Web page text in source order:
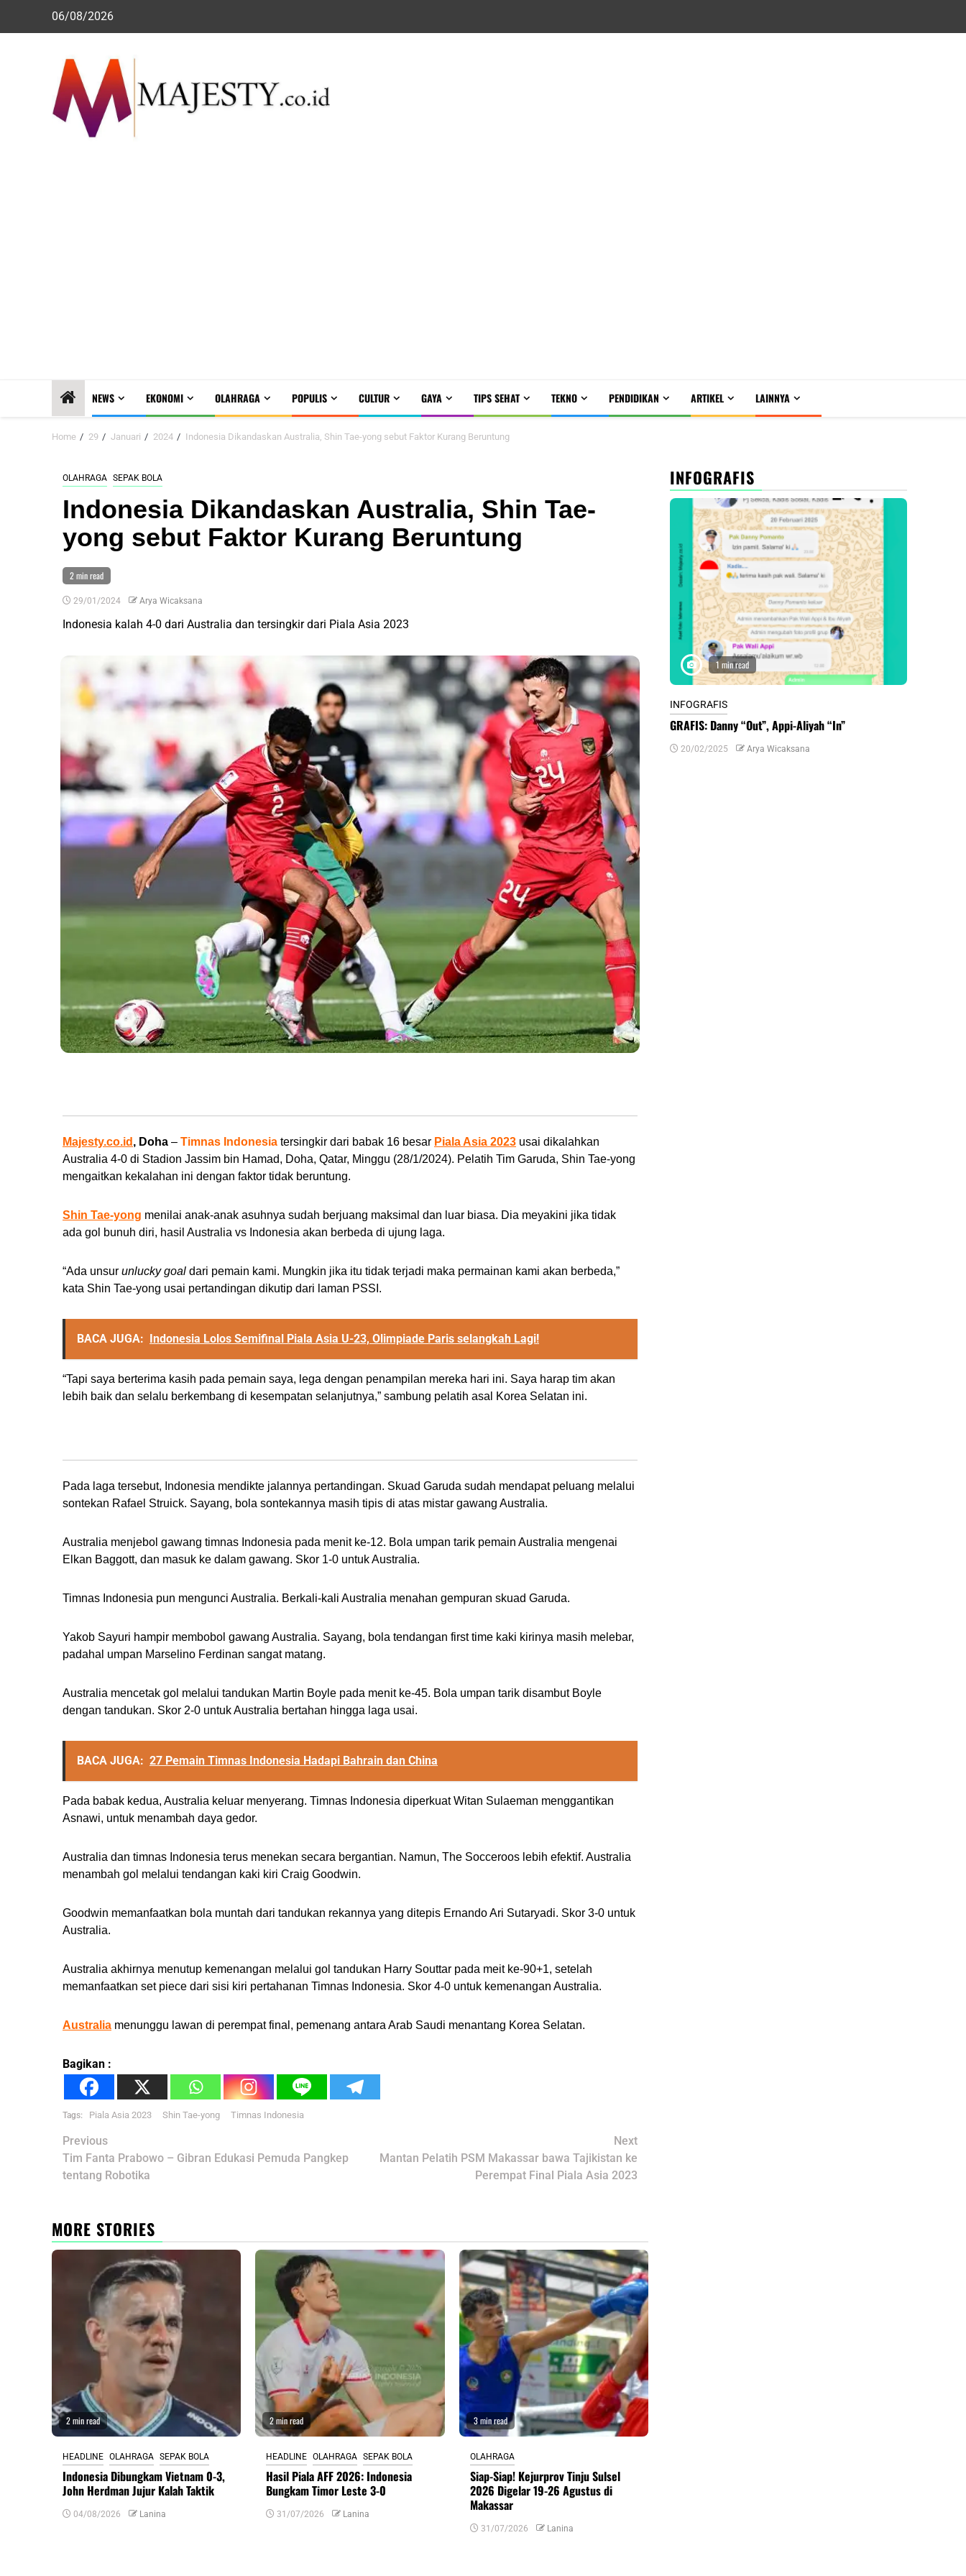
06/08/2026
NEWS EKONOMI OLAHRAGA POPULIS CULTUR GAYA TIPS SEHAT TEKNO PENDIDIKAN ARTIKEL LAINNYA
Home 29 Januari 2024 Indonesia Dikandaskan Australia, Shin Tae-yong sebut Faktor Kurang Beruntung
OLAHRAGA SEPAK BOLA
Indonesia Dikandaskan Australia, Shin Tae-
yong sebut Faktor Kurang Beruntung
2 min read
29/01/2024 Arya Wicaksana
Indonesia kalah 4-0 dari Australia dan tersingkir dari Piala Asia 2023
Majesty.co.id , Doha – Timnas Indonesia tersingkir dari babak 16 besar Piala Asia 2023 usai dikalahkan
Australia 4-0 di Stadion Jassim bin Hamad, Doha, Qatar, Minggu (28/1/2024). Pelatih Tim Garuda, Shin Tae-yong
mengaitkan kekalahan ini dengan faktor tidak beruntung.
Shin Tae-yong menilai anak-anak asuhnya sudah berjuang maksimal dan luar biasa. Dia meyakini jika tidak
ada gol bunuh diri, hasil Australia vs Indonesia akan berbeda di ujung laga.
“Ada unsur unlucky goal dari pemain kami. Mungkin jika itu tidak terjadi maka permainan kami akan berbeda,”
kata Shin Tae-yong usai pertandingan dikutip dari laman PSSI.
BACA JUGA: Indonesia Lolos Semifinal Piala Asia U-23, Olimpiade Paris selangkah Lagi!
“Tapi saya berterima kasih pada pemain saya, lega dengan penampilan mereka hari ini. Saya harap tim akan
lebih baik dan selalu berkembang di kesempatan selanjutnya,” sambung pelatih asal Korea Selatan ini.
Pada laga tersebut, Indonesia mendikte jalannya pertandingan. Skuad Garuda sudah mendapat peluang melalui
sontekan Rafael Struick. Sayang, bola sontekannya masih tipis di atas mistar gawang Australia.
Australia menjebol gawang timnas Indonesia pada menit ke-12. Bola umpan tarik pemain Australia mengenai
Elkan Baggott, dan masuk ke dalam gawang. Skor 1-0 untuk Australia.
Timnas Indonesia pun mengunci Australia. Berkali-kali Australia menahan gempuran skuad Garuda.
Yakob Sayuri hampir membobol gawang Australia. Sayang, bola tendangan first time kaki kirinya masih melebar,
padahal umpan Marselino Ferdinan sangat matang.
Australia mencetak gol melalui tandukan Martin Boyle pada menit ke-45. Bola umpan tarik disambut Boyle
dengan tandukan. Skor 2-0 untuk Australia bertahan hingga laga usai.
BACA JUGA: 27 Pemain Timnas Indonesia Hadapi Bahrain dan China
Pada babak kedua, Australia keluar menyerang. Timnas Indonesia diperkuat Witan Sulaeman menggantikan
Asnawi, untuk menambah daya gedor.
Australia dan timnas Indonesia terus menekan secara bergantian. Namun, The Socceroos lebih efektif. Australia
menambah gol melalui tendangan kaki kiri Craig Goodwin.
Goodwin memanfaatkan bola muntah dari tandukan rekannya yang ditepis Ernando Ari Sutaryadi. Skor 3-0 untuk
Australia.
Australia akhirnya menutup kemenangan melalui gol tandukan Harry Souttar pada meit ke-90+1, setelah
memanfaatkan set piece dari sisi kiri pertahanan Timnas Indonesia. Skor 4-0 untuk kemenangan Australia.
Australia menunggu lawan di perempat final, pemenang antara Arab Saudi menantang Korea Selatan.
Bagikan :
Tags: Piala Asia 2023 Shin Tae-yong Timnas Indonesia
Post
navigation
Previous
Tim Fanta Prabowo – Gibran Edukasi Pemuda Pangkep
tentang Robotika
Next
Mantan Pelatih PSM Makassar bawa Tajikistan ke
Perempat Final Piala Asia 2023
MORE STORIES
2 min read
HEADLINE OLAHRAGA SEPAK BOLA
Indonesia Dibungkam Vietnam 0-3,
John Herdman Jujur Kalah Taktik
04/08/2026 Lanina
2 min read
HEADLINE OLAHRAGA SEPAK BOLA
Hasil Piala AFF 2026: Indonesia
Bungkam Timor Leste 3-0
31/07/2026 Lanina
3 min read
OLAHRAGA
Siap-Siap! Kejurprov Tinju Sulsel
2026 Digelar 19-26 Agustus di
Makassar
31/07/2026 Lanina
INFOGRAFIS
1 min read
INFOGRAFIS
GRAFIS: Danny “Out”, Appi-Aliyah “In”
20/02/2025 Arya Wicaksana